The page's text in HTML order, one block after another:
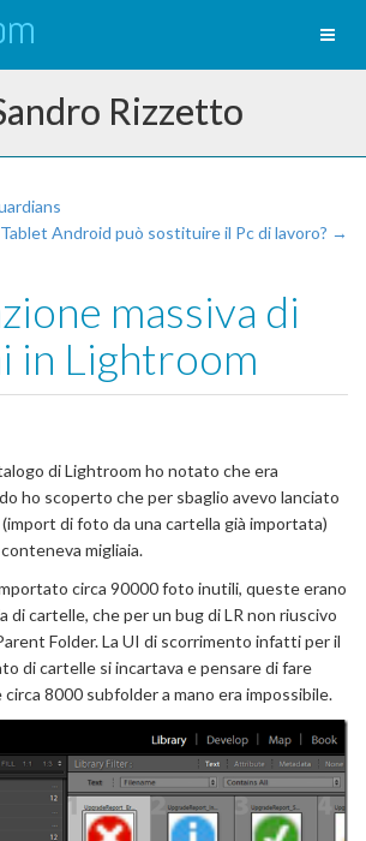
Rizzetto
Android può sostituire il Pc di lavoro? →
massiva di
in Lightroom
di Lightroom ho notato che era
ho scoperto che per sbaglio avevo lanciato
di foto da una cartella già importata)
migliaia.
circa 90000 foto inutili, queste erano
di cartelle, che per un bug di LR non riuscivo
Folder. La UI di scorrimento infatti per il
di cartelle si incartava e pensare di fare
8000 subfolder a mano era impossibile.